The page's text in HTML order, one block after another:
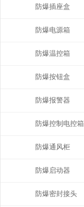
防爆插座盒
防爆电源箱
防爆温控箱
防爆按钮盒
防爆报警器
防爆控制电控箱
防爆通风柜
防爆启动器
防爆密封接头